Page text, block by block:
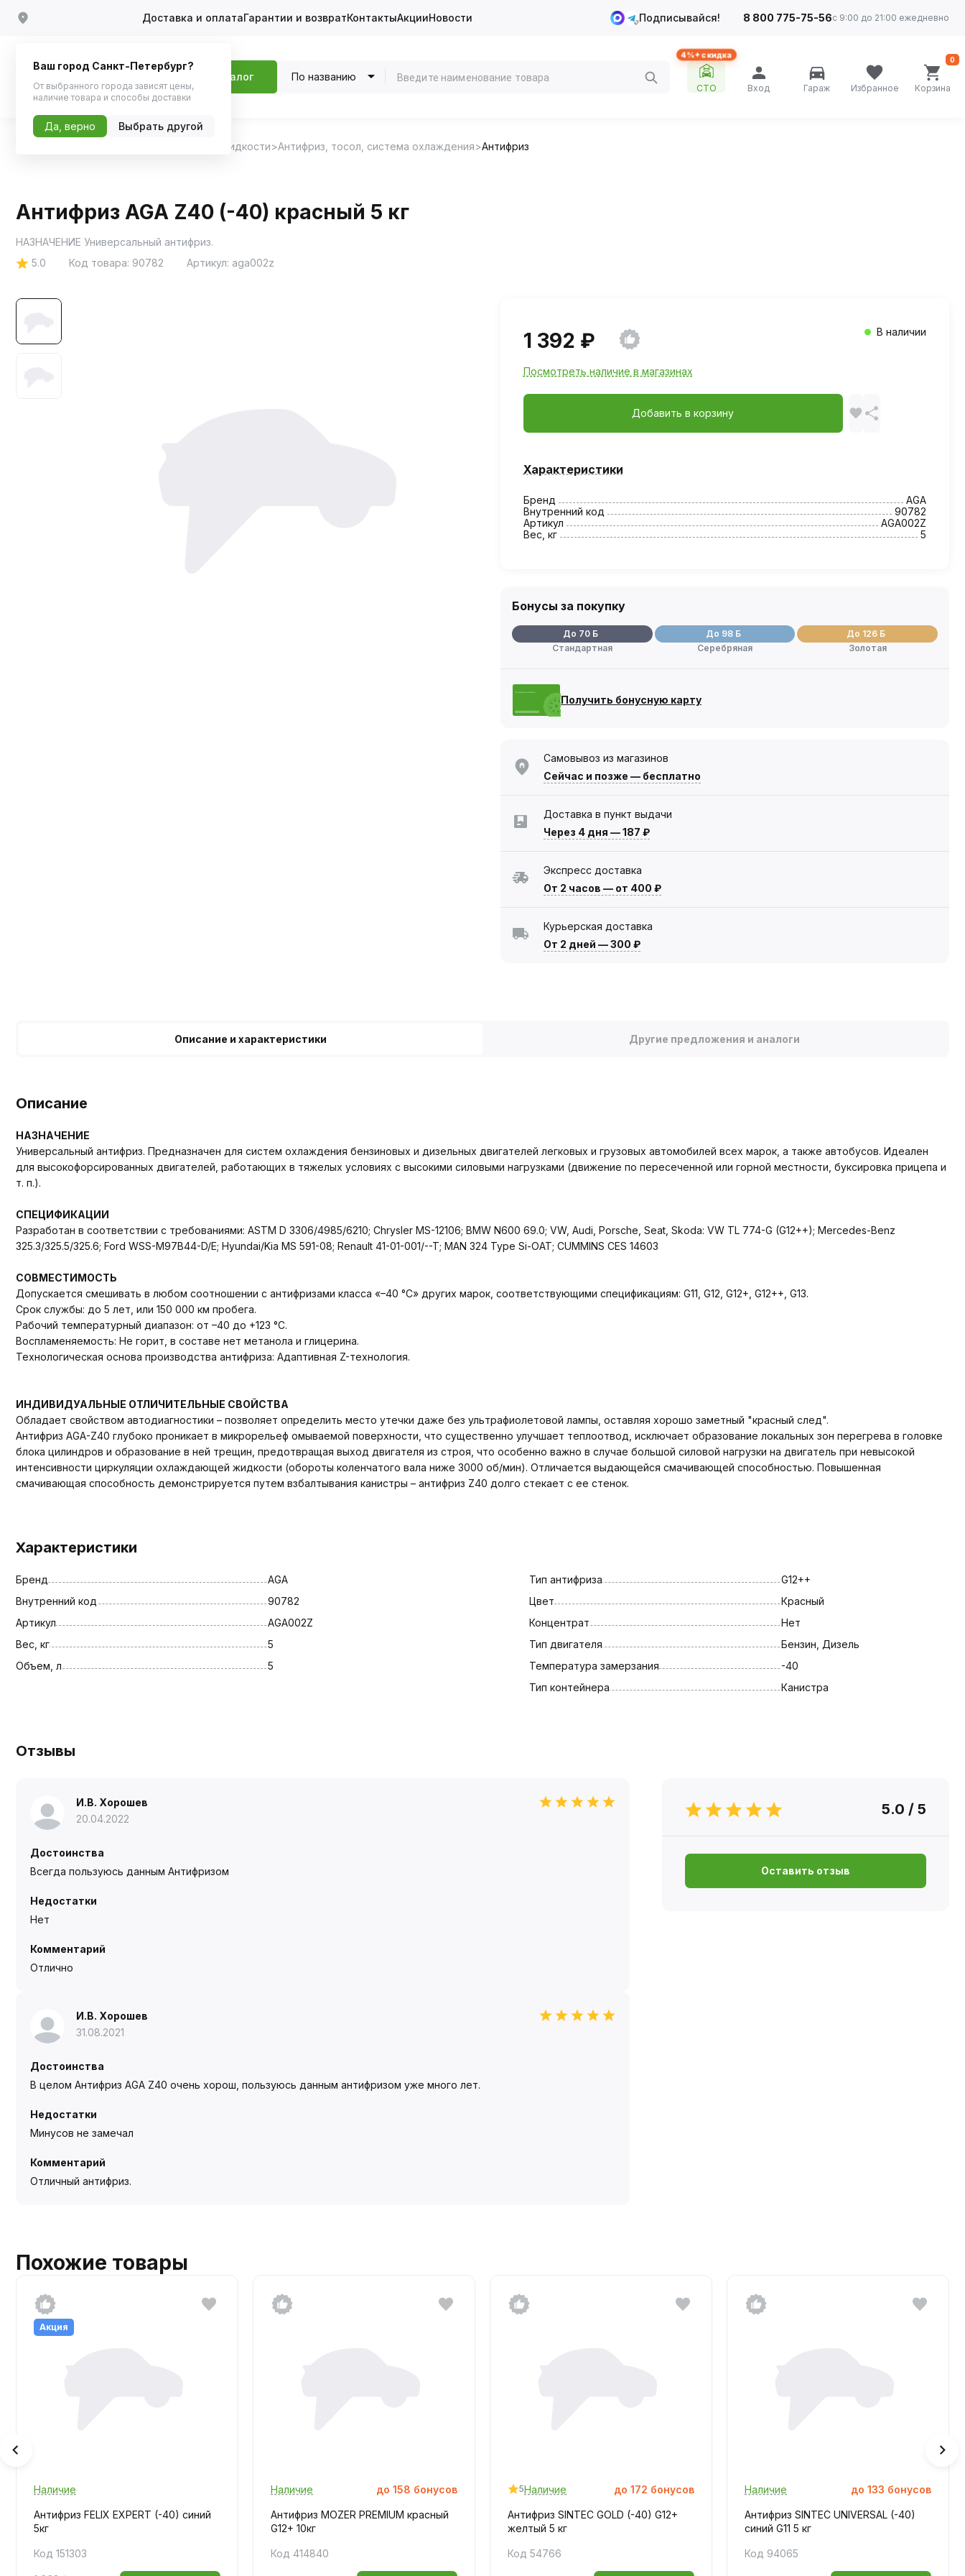
Доставка и оплатаГарантии и возвратКонтактыАкцииНовости Подписывайся! 8 800 775-75-56с 9:00 до 21:00 ежедневно
Каталог По названию
4%+ скидка
СТО Вход Гараж Избранное Корзина
0
Масла и технические жидкости Антифриз, тосол, система охлаждения Антифриз
Антифриз AGA Z40 (-40) красный 5 кг
НАЗНАЧЕНИЕ Универсальный антифриз.
5.0
Код товара: 90782 Артикул: aga002z
1 392 ₽ В наличии
Посмотреть наличие в магазинах
Добавить в корзину
Характеристики
Бренд
AGA
Внутренний код
90782
Артикул
AGA002Z
Вес, кг
5
Бонусы за покупку
До 70 Б
Стандартная
До 98 Б
Серебряная
До 126 Б
Золотая
Получить бонусную карту
Самовывоз из магазинов
Сейчас и позже — бесплатно
Доставка в пункт выдачи
Через 4 дня —187 ₽
Экспресс доставка
От 2 часов — от 400 ₽
Курьерская доставка
От 2 дней —300 ₽
Описание и характеристики Другие предложения и аналоги
Описание
НАЗНАЧЕНИЕ
Универсальный антифриз. Предназначен для систем охлаждения бензиновых и дизельных двигателей легковых и грузовых автомобилей всех марок, а также автобусов. Идеален
для высокофорсированных двигателей, работающих в тяжелых условиях с высокими силовыми нагрузками (движение по пересеченной или горной местности, буксировка прицепа и
т. п.).
СПЕЦИФИКАЦИИ
Разработан в соответствии с требованиями: ASTM D 3306/4985/6210; Chrysler MS-12106; BMW N600 69.0; VW, Audi, Porsche, Seat, Skoda: VW TL 774-G (G12++); Mercedes-Benz
325.3/325.5/325.6; Ford WSS-M97B44-D/E; Hyundai/Kia MS 591-08; Renault 41-01-001/--T; MAN 324 Type Si-OAT; CUMMINS CES 14603
СОВМЕСТИМОСТЬ
Допускается смешивать в любом соотношении с антифризами класса «–40 °С» других марок, соответствующими спецификациям: G11, G12, G12+, G12++, G13.
Срок службы: до 5 лет, или 150 000 км пробега.
Рабочий температурный диапазон: от –40 до +123 °C.
Воспламеняемость: Не горит, в составе нет метанола и глицерина.
Технологическая основа производства антифриза: Адаптивная Z-технология.
ИНДИВИДУАЛЬНЫЕ ОТЛИЧИТЕЛЬНЫЕ СВОЙСТВА
Обладает свойством автодиагностики – позволяет определить место утечки даже без ультрафиолетовой лампы, оставляя хорошо заметный "красный след".
Антифриз AGA-Z40 глубоко проникает в микрорельеф омываемой поверхности, что существенно улучшает теплоотвод, исключает образование локальных зон перегрева в головке
блока цилиндров и образование в ней трещин, предотвращая выход двигателя из строя, что особенно важно в случае большой силовой нагрузки на двигатель при невысокой
интенсивности циркуляции охлаждающей жидкости (обороты коленчатого вала ниже 3000 об/мин). Отличается выдающейся смачивающей способностью. Повышенная
смачивающая способность демонстрируется путем взбалтывания канистры – антифриз Z40 долго стекает с ее стенок.
Характеристики
Бренд
AGA
Внутренний код
90782
Артикул
AGA002Z
Вес, кг
5
Объем, л
5
Тип антифриза
G12++
Цвет
Красный
Концентрат
Нет
Тип двигателя
Бензин, Дизель
Температура замерзания
-40
Тип контейнера
Канистра
Отзывы
И.В. Хорошев
20.04.2022
Достоинства
Всегда пользуюсь данным Антифризом
Недостатки
Нет
Комментарий
Отлично
И.В. Хорошев
31.08.2021
Достоинства
В целом Антифриз AGA Z40 очень хорош, пользуюсь данным антифризом уже много лет.
Недостатки
Минусов не замечал
Комментарий
Отличный антифриз.
5.0 / 5
Оставить отзыв
Похожие товары
Акция
Наличие
Aнтифриз FELIX EXPERT (-40) синий
5кг
Код 151303
Наличие до 158 бонусов
Антифриз MOZER PREMIUM красный
G12+ 10кг
Код 414840
5Наличие до 172 бонусов
Антифриз SINTEC GOLD (-40) G12+
желтый 5 кг
Код 54766
Наличие до 133 бонусов
Антифриз SINTEC UNIVERSAL (-40)
синий G11 5 кг
Код 94065
Ваш город Санкт-Петербург?
От выбранного города зависят цены,
наличие товара и способы доставки
Да, верно Выбрать другой